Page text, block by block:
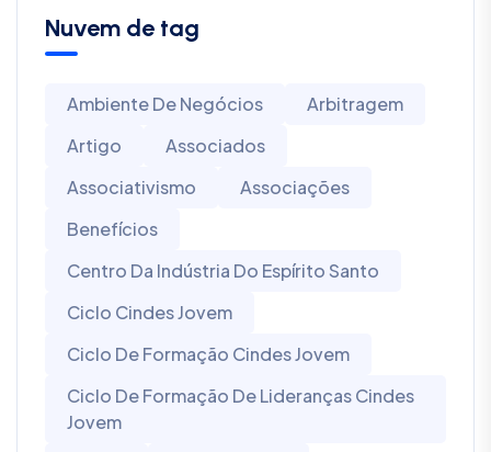
Nuvem de tag
Ambiente De Negócios
Arbitragem
Artigo
Associados
Associativismo
Associações
Benefícios
Centro Da Indústria Do Espírito Santo
Ciclo Cindes Jovem
Ciclo De Formação Cindes Jovem
Ciclo De Formação De Lideranças Cindes
Jovem